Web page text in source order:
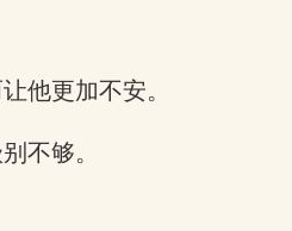
他更加不安。
不够。